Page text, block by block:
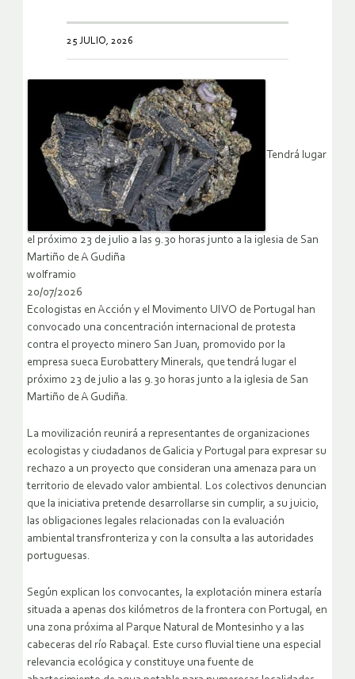
25 JULIO, 2026
Tendrá lugar
el próximo 23 de julio a las 9.30 horas junto a la iglesia de San
Martiño de A Gudiña
wolframio
20/07/2026
Ecologistas en Acción y el Movimento UIVO de Portugal han
convocado una concentración internacional de protesta
contra el proyecto minero San Juan, promovido por la
empresa sueca Eurobattery Minerals, que tendrá lugar el
próximo 23 de julio a las 9.30 horas junto a la iglesia de San
Martiño de A Gudiña.
La movilización reunirá a representantes de organizaciones
ecologistas y ciudadanos de Galicia y Portugal para expresar su
rechazo a un proyecto que consideran una amenaza para un
territorio de elevado valor ambiental. Los colectivos denuncian
que la iniciativa pretende desarrollarse sin cumplir, a su juicio,
las obligaciones legales relacionadas con la evaluación
ambiental transfronteriza y con la consulta a las autoridades
portuguesas.
Según explican los convocantes, la explotación minera estaría
situada a apenas dos kilómetros de la frontera con Portugal, en
una zona próxima al Parque Natural de Montesinho y a las
cabeceras del río Rabaçal. Este curso fluvial tiene una especial
relevancia ecológica y constituye una fuente de